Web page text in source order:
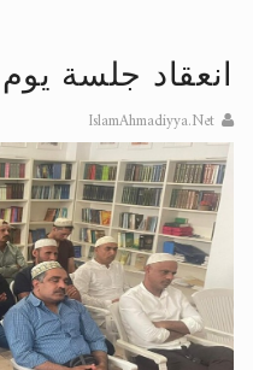
اقرأ هذا
الحجّ..
اقرأ هذا
انعقاد جلسة
IslamAhmadiyya.Net